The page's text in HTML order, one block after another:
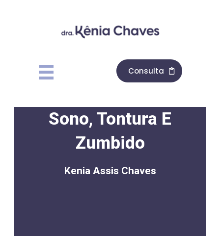
Consulta
Sono, Tontura E
Zumbido
Kenia Assis Chaves